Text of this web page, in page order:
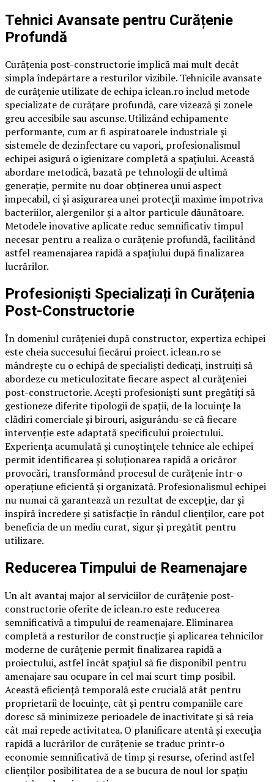
Tehnici Avansate pentru Curățenie
Profundă
Curățenia post-constructorie implică mai mult decât
simpla îndepărtare a resturilor vizibile. Tehnicile avansate
de curățenie utilizate de echipa iclean.ro includ metode
specializate de curățare profundă, care vizează și zonele
greu accesibile sau ascunse. Utilizând echipamente
performante, cum ar fi aspiratoarele industriale și
sistemele de dezinfectare cu vapori, profesionalismul
echipei asigură o igienizare completă a spațiului. Această
abordare metodică, bazată pe tehnologii de ultimă
generație, permite nu doar obținerea unui aspect
impecabil, ci și asigurarea unei protecții maxime împotriva
bacteriilor, alergenilor și a altor particule dăunătoare.
Metodele inovative aplicate reduc semnificativ timpul
necesar pentru a realiza o curățenie profundă, facilitând
astfel reamenajarea rapidă a spațiului după finalizarea
lucrărilor.
Profesioniști Specializați în Curățenia
Post-Constructorie
În domeniul curățeniei după constructor, expertiza echipei
este cheia succesului fiecărui proiect. iclean.ro se
mândrește cu o echipă de specialiști dedicați, instruiți să
abordeze cu meticulozitate fiecare aspect al curățeniei
post-constructorie. Acești profesioniști sunt pregătiți să
gestioneze diferite tipologii de spații, de la locuințe la
clădiri comerciale și birouri, asigurându-se că fiecare
intervenție este adaptată specificului proiectului.
Experiența acumulată și cunoștințele tehnice ale echipei
permit identificarea și soluționarea rapidă a oricăror
provocări, transformând procesul de curățenie într-o
operațiune eficientă și organizată. Profesionalismul echipei
nu numai că garantează un rezultat de excepție, dar și
inspiră încredere și satisfacție în rândul clienților, care pot
beneficia de un mediu curat, sigur și pregătit pentru
utilizare.
Reducerea Timpului de Reamenajare
Un alt avantaj major al serviciilor de curățenie post-
constructorie oferite de iclean.ro este reducerea
semnificativă a timpului de reamenajare. Eliminarea
completă a resturilor de construcție și aplicarea tehnicilor
moderne de curățenie permit finalizarea rapidă a
proiectului, astfel încât spațiul să fie disponibil pentru
amenajare sau ocupare în cel mai scurt timp posibil.
Această eficiență temporală este crucială atât pentru
proprietarii de locuințe, cât și pentru companiile care
doresc să minimizeze perioadele de inactivitate și să reia
cât mai repede activitatea. O planificare atentă și execuția
rapidă a lucrărilor de curățenie se traduc printr-o
economie semnificativă de timp și resurse, oferind astfel
clienților posibilitatea de a se bucura de noul lor spațiu